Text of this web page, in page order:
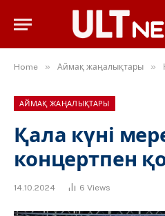
Home » Аймақ жаңалықтары »
АЙМАҚ ЖАҢАЛЫҚТАРЫ
Қала күні
концертпен
14.10.2024 6 Views